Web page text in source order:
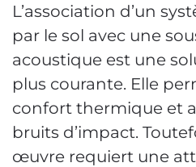
L’association d’un
par le sol avec une
acoustique est une
plus courante. Elle
confort thermique et
bruits d’impact.
œuvre requiert une